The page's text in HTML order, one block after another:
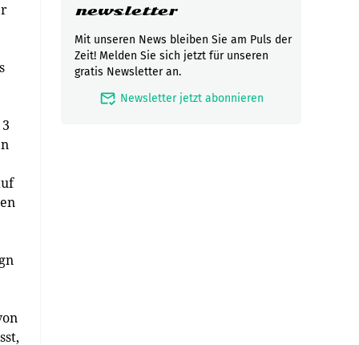
newsletter
Mit unseren News bleiben Sie am Puls der
Zeit! Melden Sie sich jetzt für unseren
gratis Newsletter an.
mark_email_read Newsletter jetzt abonnieren